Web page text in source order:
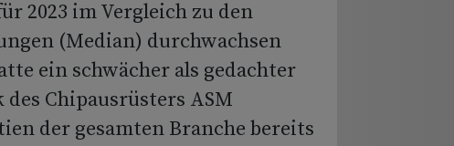
2023 im Vergleich zu den
(Median) durchwachsen
ein schwächer als gedachter
des Chipausrüsters ASM
der gesamten Branche bereits